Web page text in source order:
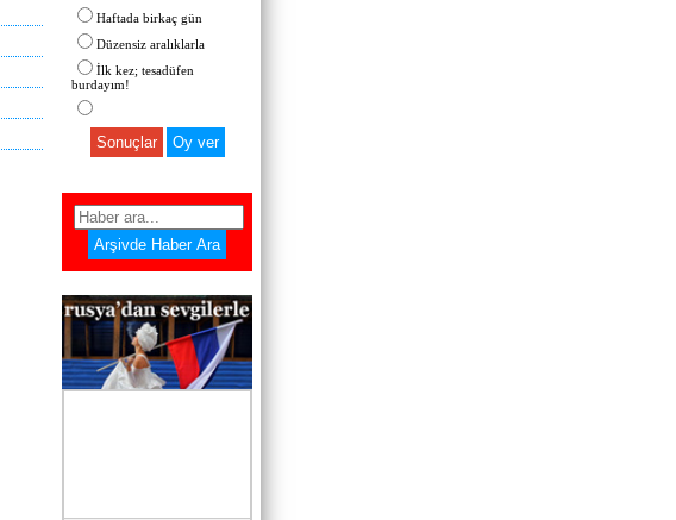
Haftada birkaç gün
Düzensiz aralıklarla
İlk kez; tesadüfen
burdayım!
Sonuçlar